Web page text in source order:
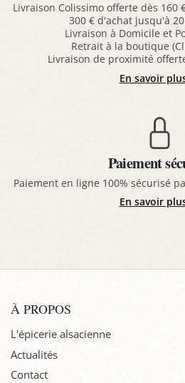
Livraison Colissimo offerte dès 160
300 € d'achat jusqu'à
Livraison à Domicile et
Retrait à la boutique
Livraison de proximité
En savoir
Paiement
Paiement en ligne 100% sécurisé
En savoir
À PROPOS
L'épicerie alsacienne
Actualités
Contact